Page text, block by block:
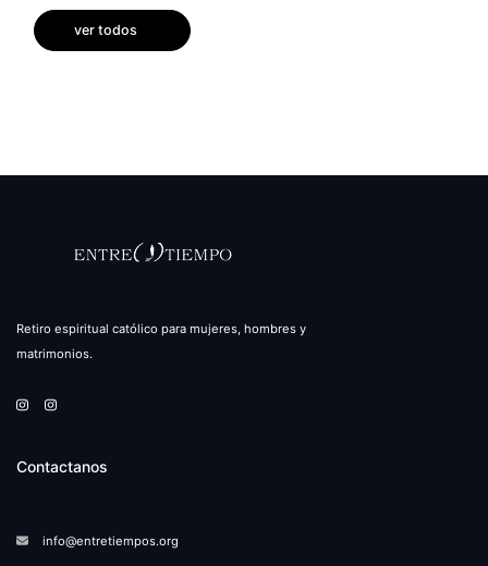
ver todos
Retiro espiritual católico para mujeres, hombres y
matrimonios.
Contactanos
info@entretiempos.org